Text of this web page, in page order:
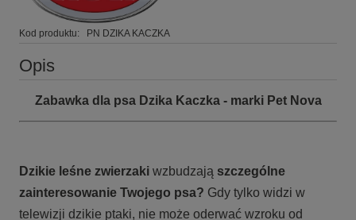
Kod produktu: PN DZIKA KACZKA
Opis
Zabawka dla psa Dzika Kaczka - marki Pet Nova
Dzikie leśne zwierzaki wzbudzają szczególne
zainteresowanie Twojego psa? Gdy tylko widzi w
telewizji dzikie ptaki, nie może oderwać wzroku od